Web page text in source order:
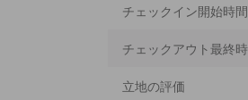
チェックイン開始時間
チェックアウト最終
立地の評価